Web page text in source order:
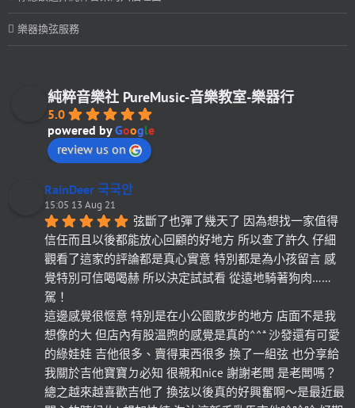
樂器換弦服務
純粹音樂社 PureMusic-音樂教室-樂器行
5.0
powered byGoogle
review us on
RainDeer 국국안
15:05 13 Aug 21
弦斷了也彈了幾天了 因為想找一家值得
信任而且以後都能放心回顧的好地方 所以查了許久 仔細
觀看了這家的評論都是真心實意 特別都是為小孩留言 感
覺特別可信喝喝赫 所以決定試試看 從遠地騎著狗肉……
駕！
這邊感覺很愜意 特別是在小公園散步的地方 店面不是我
想像的大 但店內有股溫煦的感覺是真的^^* 沙發還有可愛
的綠娃娃 吉他很多、賣得東西很多 換了一組弦 也分享給
我關於吉他寶寶ㄉ必知 很親和nice 謝謝老闆 是老闆嗎？
總之越來越喜歡吉他了 換弦以後真的好興奮啊～是最近最